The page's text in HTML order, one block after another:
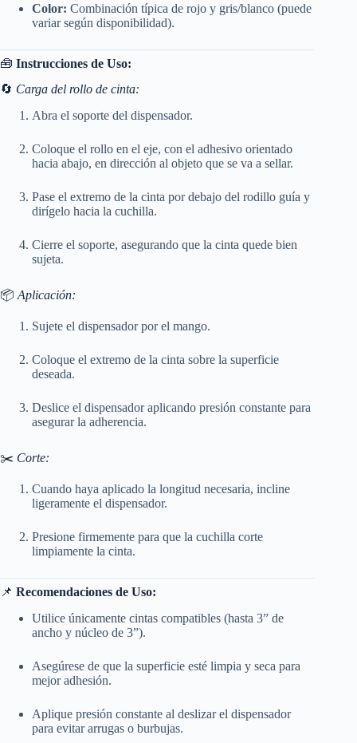
Color: Combinación típica de rojo y gris/blanco (puede
variar según disponibilidad).
🧰 Instrucciones de Uso:
🔄 Carga del rollo de cinta:
Abra el soporte del dispensador.
Coloque el rollo en el eje, con el adhesivo orientado
hacia abajo, en dirección al objeto que se va a sellar.
Pase el extremo de la cinta por debajo del rodillo guía y
dirígelo hacia la cuchilla.
Cierre el soporte, asegurando que la cinta quede bien
sujeta.
📦 Aplicación:
Sujete el dispensador por el mango.
Coloque el extremo de la cinta sobre la superficie
deseada.
Deslice el dispensador aplicando presión constante para
asegurar la adherencia.
✂️ Corte:
Cuando haya aplicado la longitud necesaria, incline
ligeramente el dispensador.
Presione firmemente para que la cuchilla corte
limpiamente la cinta.
📌 Recomendaciones de Uso:
Utilice únicamente cintas compatibles (hasta 3” de
ancho y núcleo de 3”).
Asegúrese de que la superficie esté limpia y seca para
mejor adhesión.
Aplique presión constante al deslizar el dispensador
para evitar arrugas o burbujas.